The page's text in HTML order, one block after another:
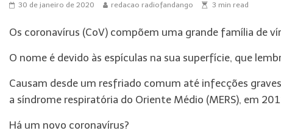
30 de janeiro de 2020 redacao radiofandango 3 min read
Os coronavírus (CoV) compõem uma grande família de
O nome é devido às espículas na sua superfície, que
Causam desde um resfriado comum até infecções
a síndrome respiratória do Oriente Médio (MERS), em
Há um novo coronavírus?